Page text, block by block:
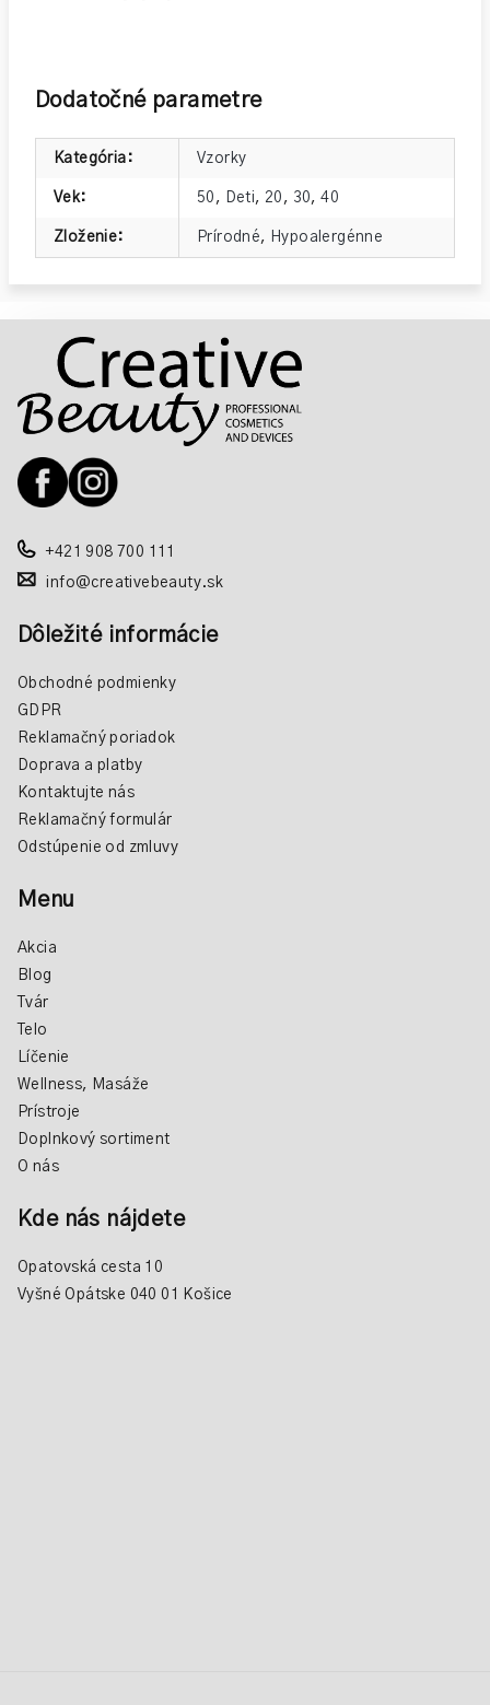
Dodatočné parametre
Kategória : Vzorky
Vek: 50 , Deti, 20 , 30,40
Zloženie: Prírodné, Hypoalergénne
+421 908 700 111
info@creativebeauty.sk
Dôležité informácie
Obchodné podmienky
GDPR
Reklamačný poriadok
Doprava a platby
Kontaktujte nás
Reklamačný formulár
Odstúpenie od zmluvy
Menu
Akcia
Blog
Tvár
Telo
Líčenie
Wellness, Masáže
Prístroje
Doplnkový sortiment
O nás
Kde nás nájdete
Opatovská cesta 10
Vyšné Opátske 040 01 Košice